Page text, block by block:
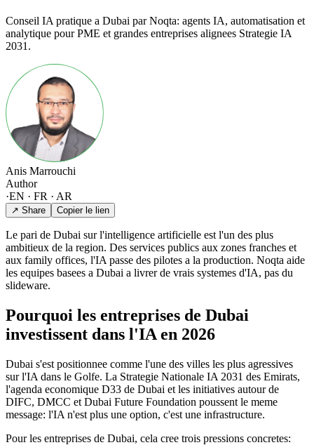
Conseil IA pratique a Dubai par Noqta: agents IA, automatisation et
analytique pour PME et grandes entreprises alignees Strategie IA
2031.
Anis Marrouchi
Author
·EN · FR · AR
↗ Share Copier le lien
Le pari de Dubai sur l'intelligence artificielle est l'un des plus
ambitieux de la region. Des services publics aux zones franches et
aux family offices, l'IA passe des pilotes a la production. Noqta aide
les equipes basees a Dubai a livrer de vrais systemes d'IA, pas du
slideware.
Pourquoi les entreprises de Dubai
investissent dans l'IA en 2026
Dubai s'est positionnee comme l'une des villes les plus agressives
sur l'IA dans le Golfe. La Strategie Nationale IA 2031 des Emirats,
l'agenda economique D33 de Dubai et les initiatives autour de
DIFC, DMCC et Dubai Future Foundation poussent le meme
message: l'IA n'est plus une option, c'est une infrastructure.
Pour les entreprises de Dubai, cela cree trois pressions concretes: